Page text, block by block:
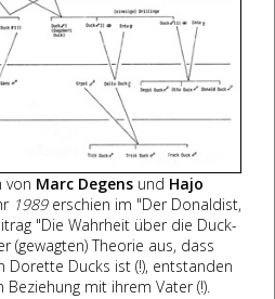
von Marc Degens und Hajo
1989erschien im "Der Donaldist,
"Die Wahrheit über die Duck-
(gewagten) Theorie aus, dass
Dorette Ducks ist (!), entstanden
mit ihrem Vater (!).